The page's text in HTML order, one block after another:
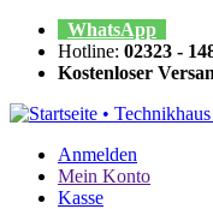
WhatsApp
Hotline: 02323 -
Kostenloser
Anmelden
Mein Konto
Kasse